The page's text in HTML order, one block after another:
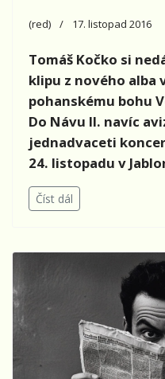
(red) 17. listopad 2016
Tomáš Kočko si
klipu z nového alba
pohanskému bohu
Do Návu II. navíc
jednadvaceti
24. listopadu v
Číst dál